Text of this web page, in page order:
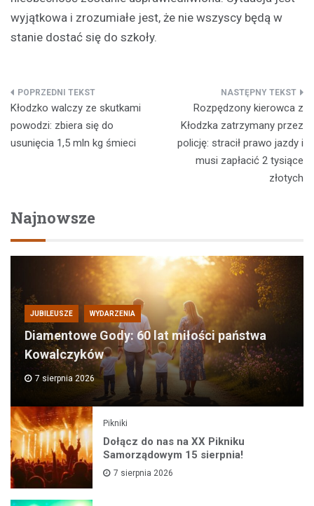
wyjątkowa i zrozumiałe jest, że nie wszyscy będą w
stanie dostać się do szkoły.
Nawigacja
wpisu
Kłodzko walczy ze skutkami
powodzi: zbiera się do
usunięcia 1,5 mln kg śmieci
Rozpędzony kierowca z
Kłodzka zatrzymany przez
policję: stracił prawo jazdy i
musi zapłacić 2 tysiące
złotych
Najnowsze
JUBILEUSZE WYDARZENIA
Diamentowe Gody: 60 lat miłości państwa
Kowalczyków
7 sierpnia 2026
Pikniki
Dołącz do nas na XX Pikniku
Samorządowym 15 sierpnia!
7 sierpnia 2026